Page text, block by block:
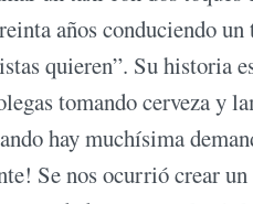
años conduciendo
quieren”. Su historia
tomando cerveza y
hay muchísima
Se nos ocurrió crear